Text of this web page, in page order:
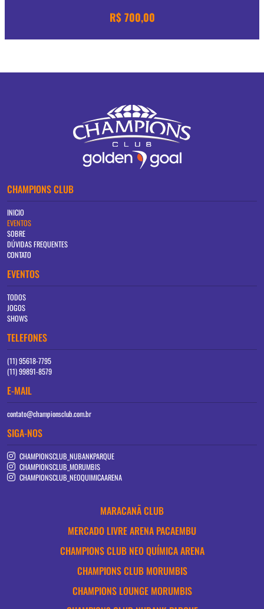
R$ 700,00
CHAMPIONS CLUB
INICIO
EVENTOS
SOBRE
DÚVIDAS FREQUENTES
CONTATO
EVENTOS
TODOS
JOGOS
SHOWS
TELEFONES
(11) 95618-7795
(11) 99891-8579
E-MAIL
contato@championsclub.com.br
SIGA-NOS
CHAMPIONSCLUB_NUBANKPARQUE
CHAMPIONSCLUB_MORUMBIS
CHAMPIONSCLUB_NEOQUIMICAARENA
MARACANÃ CLUB
MERCADO LIVRE ARENA PACAEMBU
CHAMPIONS CLUB NEO QUÍMICA ARENA
CHAMPIONS CLUB MORUMBIS
CHAMPIONS LOUNGE MORUMBIS